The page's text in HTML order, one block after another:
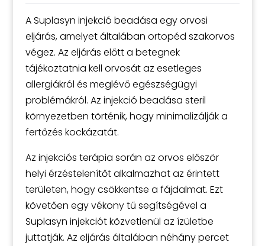
A Suplasyn injekció beadása egy orvosi
eljárás, amelyet általában ortopéd szakorvos
végez. Az eljárás előtt a betegnek
tájékoztatnia kell orvosát az esetleges
allergiákról és meglévő egészségügyi
problémákról. Az injekció beadása steril
környezetben történik, hogy minimalizálják a
fertőzés kockázatát.
Az injekciós terápia során az orvos először
helyi érzéstelenítőt alkalmazhat az érintett
területen, hogy csökkentse a fájdalmat. Ezt
követően egy vékony tű segítségével a
Suplasyn injekciót közvetlenül az ízületbe
juttatják. Az eljárás általában néhány percet